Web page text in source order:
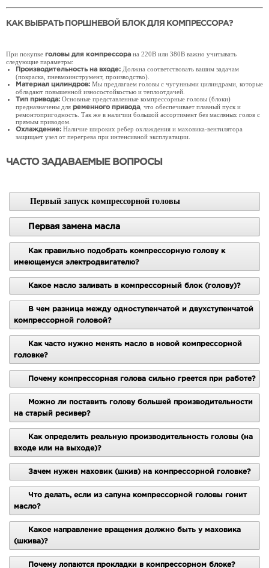
Под заказ
1 100руб.
Рейтинг:
ПОДРОБНЕЕ
1 260
1 155руб.
Рейтинг:
Компрессорная голова
EXTEL LB-100
ТОЛЬКО
3
1 400руб.
1 173руб.
Рейтинг:
ПОДРОБНЕЕ
В КОРЗИНУ
Компрессор EXTEL
1 575руб.
1 488руб.
Рейтинг:
ПОДРОБНЕЕ
Компрессорная голова
Компрессорная голова
КАК ВЫБРАТЬ ПОРШНЕВОЙ БЛОК ДЛЯ КОМПРЕССОРА?
При покупке головы для компрессорана 220В или 380В важно учитывать
следующие параметры:
Производительность на входе: Должна соответствовать вашим задачам
(покраска, пневмоинструмент, производство).
Материал цилиндров: Мы предлагаем головы с чугунными цилиндрами, которые
обладают повышенной износостойкостью и теплоотдачей.
Тип привода: Основные представленные компрессорные головы (блоки)
предназначены для ременного привода, что обеспечивает плавный пуск и
ремонтопригодность. Так же в наличии большой ассортимент без масляных голов с
прямым приводом.
Охлаждение: Наличие широких ребер охлаждения и маховика-вентилятора
защищает узел от перегрева при интенсивной эксплуатации.
ЧАСТО ЗАДАВАЕМЫЕ ВОПРОСЫ
Первый запуск компрессорной головы
Первая замена масла
Как правильно подобрать компрессорную голову к
имеющемуся электродвигателю?
Какое масло заливать в компрессорный блок (голову)?
В чем разница между одноступенчатой и двухступенчатой
компрессорной головой?
Как часто нужно менять масло в новой компрессорной
головке?
Почему компрессорная голова сильно греется при работе?
Можно ли поставить голову большей производительности
на старый ресивер?
Как определить реальную производительность головы (на
входе или на выходе)?
Зачем нужен маховик (шкив) на компрессорной головке?
Что делать, если из сапуна компрессорной головы гонит
масло?
Какое направление вращения должно быть у маховика
(шкива)?
Почему лопаются прокладки в компрессорном блоке?